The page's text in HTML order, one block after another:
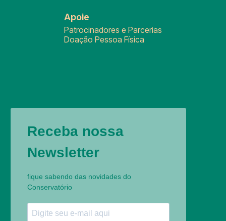
Apoie
Patrocinadores e Parcerias
Doação Pessoa Física